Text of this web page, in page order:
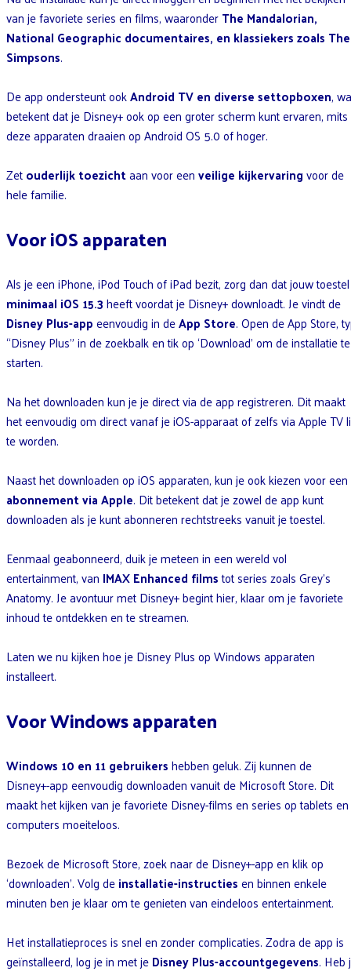
van je favoriete series en films, waaronderThe Mandalorian,
National Geographic documentaires, en klassiekers zoals The
Simpsons.
De app ondersteunt ookAndroid TV en diverse settopboxen,
betekent dat je Disney+ ook op een groter scherm kunt ervaren, mits
deze apparaten draaien op Android OS 5.0 of hoger.
Zetouderlijk toezichtaan voor eenveilige kijkervaringvoor de
hele familie.
Voor iOS apparaten
Als je een iPhone, iPod Touch of iPad bezit, zorg dan dat jouw toestel
minimaal iOS 15.3heeft voordat je Disney+ downloadt. Je vindt de
Disney Plus-appeenvoudig in deApp Store. Open de App Store,
“Disney Plus” in de zoekbalk en tik op ‘Download’ om de installatie te
starten.
Na het downloaden kun je je direct via de app registreren. Dit maakt
het eenvoudig om direct vanaf je iOS-apparaat of zelfs via Apple TV
te worden.
Naast het downloaden op iOS apparaten, kun je ook kiezen voor een
abonnement via Apple. Dit betekent dat je zowel de app kunt
downloaden als je kunt abonneren rechtstreeks vanuit je toestel.
Eenmaal geabonneerd, duik je meteen in een wereld vol
entertainment, van IMAX Enhanced filmstot series zoals Grey’s
Anatomy. Je avontuur met Disney+ begint hier, klaar om je favoriete
inhoud te ontdekken en te streamen.
Laten we nu kijken hoe je Disney Plus op Windows apparaten
installeert.
Voor Windows apparaten
Windows 10 en 11 gebruikershebben geluk. Zij kunnen de
Disney+-app eenvoudig downloaden vanuit de Microsoft Store. Dit
maakt het kijken van je favoriete Disney-films en series op tablets en
computers moeiteloos.
Bezoek de Microsoft Store, zoek naar de Disney+-app en klik op
‘downloaden’. Volg deinstallatie-instructiesen binnen enkele
minuten ben je klaar om te genieten van eindeloos entertainment.
Het installatieproces is snel en zonder complicaties. Zodra de app is
geïnstalleerd, log je in met jeDisney Plus-accountgegevens. Heb